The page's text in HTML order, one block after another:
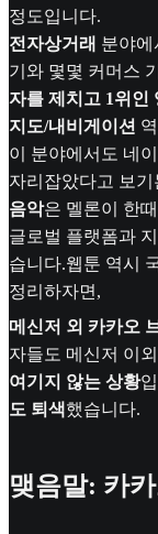
정도입니다.
전자상거래 분야
기와 몇몇 커머스
자를 제치고 1위인
지도/내비게이션
이 분야에서도 네
자리잡았다고 보
음악은 멜론이 한
글로벌 플랫폼과
습니다.웹툰 역시
정리하자면,
메신저 외 카카오
자들도 메신저 이
여기지 않는 상황
도 퇴색했습니다.
맺음말: 카